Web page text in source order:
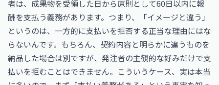
者は、成果物を受領した日から原則として60日以内に報
酬を支払う義務があります。つまり、「イメージと違う」
というのは、一方的に支払いを拒否する正当な理由にはな
らないんです。もちろん、契約内容と明らかに違うものを
納品した場合は別ですが、発注者の主観的な好みだけで支
払いを拒むことはできません。こういうケース、実は本当